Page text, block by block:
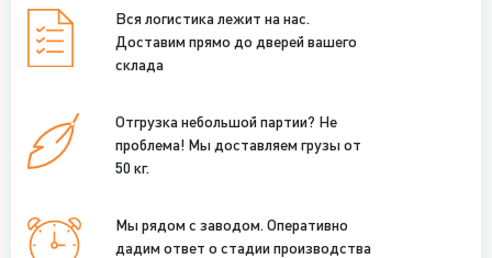
Вся логистика лежит на нас.
Доставим прямо до дверей вашего
склада
Отгрузка небольшой партии? Не
проблема! Мы доставляем грузы от
50 кг.
Мы рядом с заводом. Оперативно
дадим ответ о стадии производства